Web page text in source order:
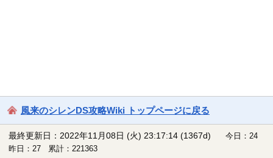
風来のシレンDS攻略Wiki トップページに戻る
最終更新日：2022年11月08日 (火) 23:17:14(1367d)
今日：24
昨日：27 累計：221363